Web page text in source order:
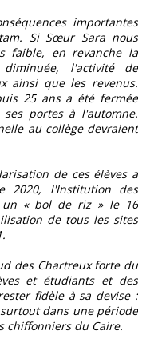
importantes
Si Sœur Sara nous
faible, en revanche la
l'activité de
ainsi que les revenus.
25 ans a été fermée
portes à l'automne.
au collège devraient
de ces élèves a
2020, l'Institution des
un « bol de riz » le 16
de tous les sites
des Chartreux forte du
et étudiants et des
fidèle à sa devise :
dans une période
chiffonniers du Caire.